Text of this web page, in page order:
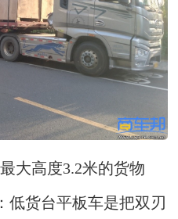
大高度3.2米的货物
低货台平板车是把双刃